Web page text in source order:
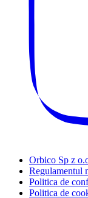
Orbico Sp z
Regulamentul
Politica de
Politica de